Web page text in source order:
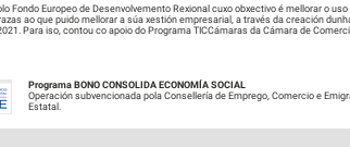
Fondo Europeo de Desenvolvemento Rexional cuxo obxectivo é mellorar o
ao que puido mellorar a súa xestión empresarial, a través da creación
Para iso, contou co apoio do Programa TICCámaras da Cámara de
Programa BONO CONSOLIDA ECONOMÍA SOCIAL
Operación subvencionada pola Consellería de Emprego, Comercio e
Estatal.